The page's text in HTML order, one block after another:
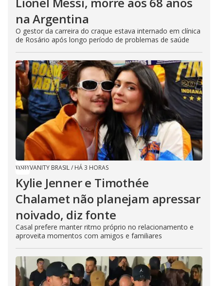
na Argentina
O gestor da carreira do craque estava internado em clínica
de Rosário após longo período de problemas de saúde
VANITY BRASIL/ HÁ 3 HORAS
Kylie Jenner e Timothée
Chalamet não planejam apressar
noivado, diz fonte
Casal prefere manter ritmo próprio no relacionamento e
aproveita momentos com amigos e familiares